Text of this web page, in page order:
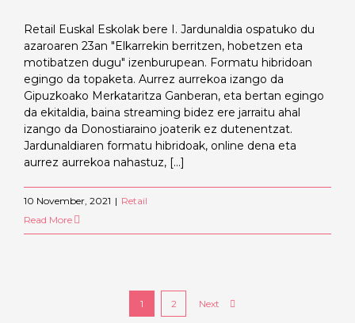
Retail Euskal Eskolak bere I. Jardunaldia ospatuko du
azaroaren 23an "Elkarrekin berritzen, hobetzen eta
motibatzen dugu" izenburupean. Formatu hibridoan
egingo da topaketa. Aurrez aurrekoa izango da
Gipuzkoako Merkataritza Ganberan, eta bertan egingo
da ekitaldia, baina streaming bidez ere jarraitu ahal
izango da Donostiaraino joaterik ez dutenentzat.
Jardunaldiaren formatu hibridoak, online dena eta
aurrez aurrekoa nahastuz, [...]
10 November, 2021 | Retail
Read More
1 2 Next